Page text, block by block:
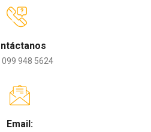
099 948 5624
Email: